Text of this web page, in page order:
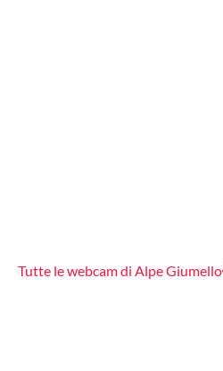
Tutte le webcam di Alpe Giumello